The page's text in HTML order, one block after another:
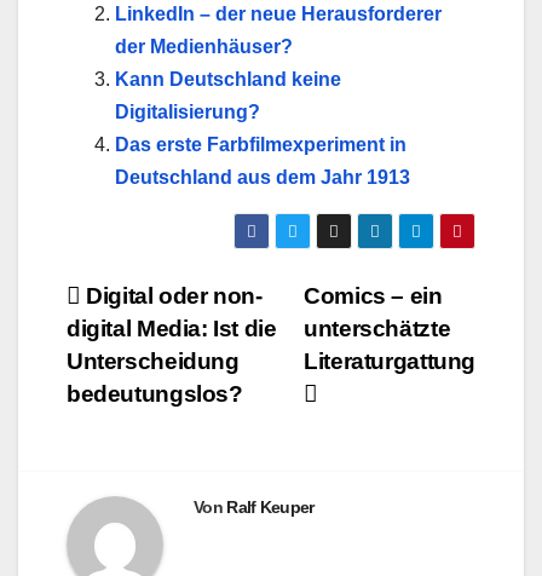
LinkedIn – der neue Herausforderer
der Medienhäuser?
Kann Deutschland keine
Digitalisierung?
Das erste Farbfilmexperiment in
Deutschland aus dem Jahr 1913
Beitragsnavigation
Comics – ein
unterschätzte
Literaturgattung
Digital oder non-
digital Media: Ist die
Unterscheidung
bedeutungslos?
Von Ralf Keuper